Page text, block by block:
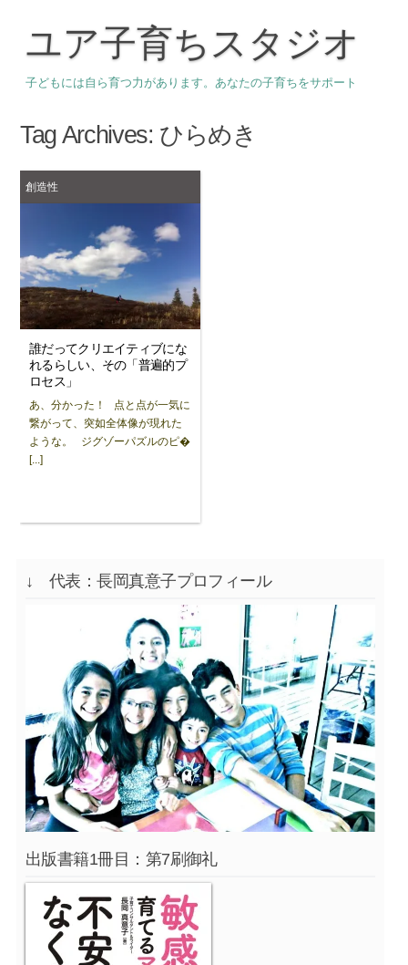
ユア子育ちスタジオ
子どもには自ら育つ力があります。あなたの子育ちをサポート
Tag Archives: ひらめき
創造性
誰だってクリエイティブにな
れるらしい、その「普遍的プ
ロセス」
あ、分かった！ 点と点が一気に
繋がって、突如全体像が現れた
ような。 ジグゾーパズルのピ�
[...]
↓ 代表：長岡真意子プロフィール
出版書籍1冊目：第7刷御礼